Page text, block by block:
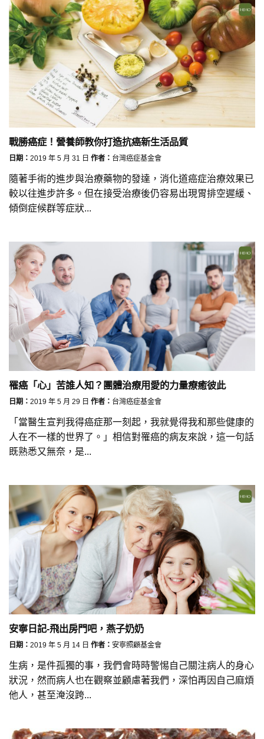
戰勝癌症！營養師教你打造抗癌新生活品質
日期： 2019 年 5 月 31 日 作者： 台灣癌症基金會
隨著手術的進步與治療藥物的發達，消化道癌症治療效果已
較以往進步許多。但在接受治療後仍容易出現胃排空遲緩、
傾倒症候群等症狀...
罹癌「心」苦誰人知？團體治療用愛的力量療癒彼此
日期： 2019 年 5 月 29 日 作者： 台灣癌症基金會
「當醫生宣判我得癌症那一刻起，我就覺得我和那些健康的
人在不一樣的世界了。」相信對罹癌的病友來說，這一句話
既熟悉又無奈，是...
安寧日記-飛出房門吧，燕子奶奶
日期： 2019 年 5 月 14 日 作者： 安寧照顧基金會
生病，是件孤獨的事，我們會時時警惕自己關注病人的身心
狀況，然而病人也在觀察並顧慮著我們，深怕再因自己麻煩
他人，甚至淹沒跨...